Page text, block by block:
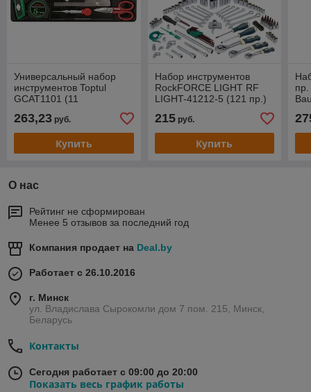
Универсальный набор
инструментов Toptul
GCAT1101 (11
263,23 руб.
Купить
Набор инструментов
RockFORCE LIGHT RF
LIGHT-41212-5 (121 пр.)
215руб.
Купить
О нас
Рейтинг не сформирован
Менее 5 отзывов за последний год
Компания продает на Deal.by
Работает с 26.10.2016
г. Минск
ул. Владислава Сырокомли дом 7 пом. 215, Минск,
Беларусь
Контакты
Сегодня работает с 09:00 до 20:00
Показать весь график работы